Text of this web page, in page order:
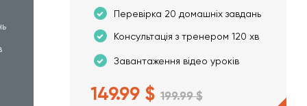
Перевірка 20 домашніх завдань
Консультація з тренером 120 хв
Завантаження відео уроків
149.99 $ 199.99 $